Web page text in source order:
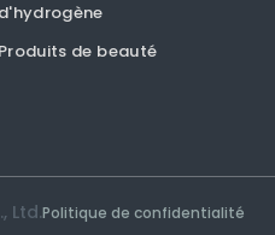
d'hydrogène
Produits de beauté
Ltd.Politique de confidentialité